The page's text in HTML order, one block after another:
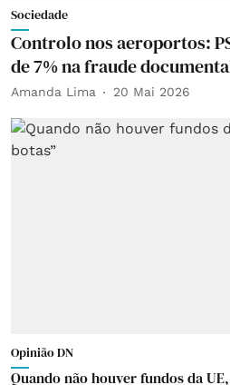
Sociedade
Controlo nos aeroportos:
de 7% na fraude
Amanda Lima 20 Mai 2026
Opinião DN
Quando não houver fundos da